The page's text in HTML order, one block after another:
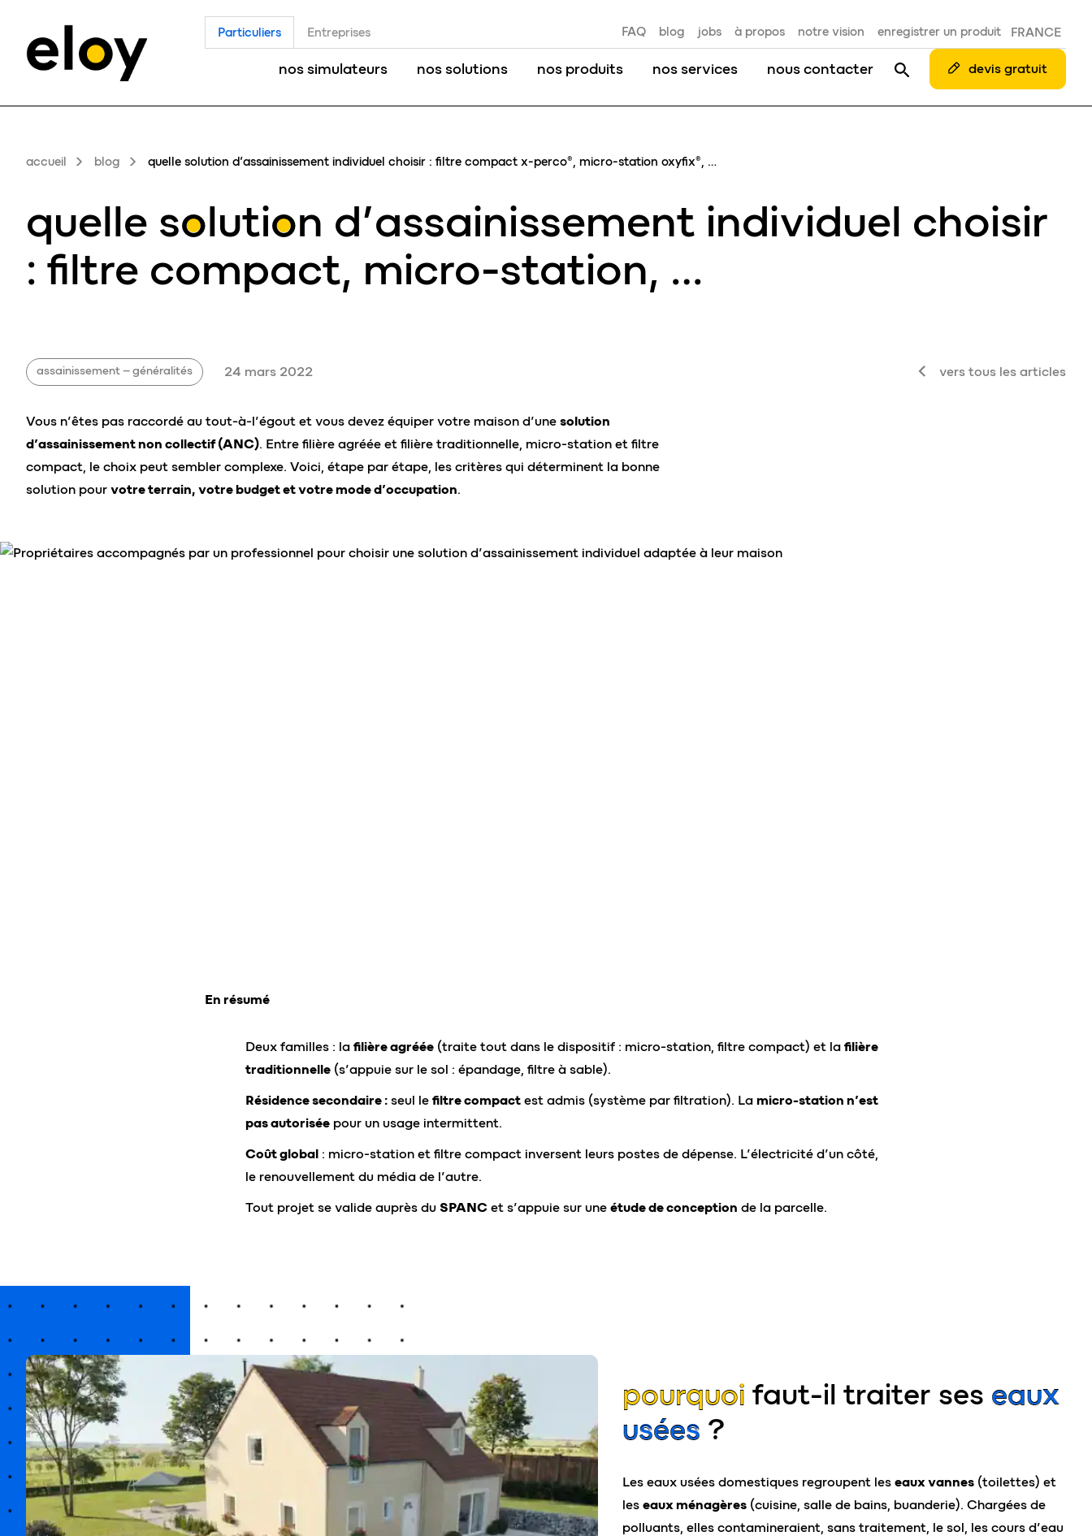
Particuliers Entreprises FAQ blog jobs à propos notre vision enregistrer un produit FRANCE
nos simulateurs nos solutions nos produits nos services nous contacter devis gratuit
accueil blog quelle solution d’assainissement individuel choisir : filtre compact x-perco®, micro-station oxyfix®, …
quelle solution d’assainissement individuel choisir
: filtre compact, micro-station, …
assainissement – généralités 24 mars 2022 vers tous les articles
Vous n’êtes pas raccordé au tout-à-l’égout et vous devez équiper votre maison d’une solution
d’assainissement non collectif (ANC). Entre filière agréée et filière traditionnelle, micro-station et filtre
compact, le choix peut sembler complexe. Voici, étape par étape, les critères qui déterminent la bonne
solution pour votre terrain, votre budget et votre mode d’occupation.
En résumé
Deux familles : la filière agréée (traite tout dans le dispositif : micro-station, filtre compact) et la filière
traditionnelle (s’appuie sur le sol : épandage, filtre à sable).
Résidence secondaire : seul le filtre compact est admis (système par filtration). La micro-station n’est
pas autorisée pour un usage intermittent.
Coût global : micro-station et filtre compact inversent leurs postes de dépense. L’électricité d’un côté,
le renouvellement du média de l’autre.
Tout projet se valide auprès du SPANC et s’appuie sur une étude de conception de la parcelle.
pourquoi faut-il traiter ses eaux
usées ?
Les eaux usées domestiques regroupent les eaux vannes (toilettes) et
les eaux ménagères (cuisine, salle de bains, buanderie). Chargées de
polluants, elles contamineraient, sans traitement, le sol, les cours d’eau